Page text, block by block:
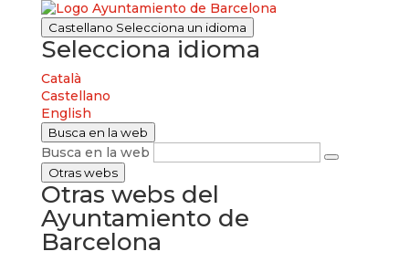
Castellano Selecciona un idioma
Selecciona idioma
Català
Castellano
English
Busca en la web
Busca en la web
Otras webs
Otras webs del
Ayuntamiento de
Barcelona